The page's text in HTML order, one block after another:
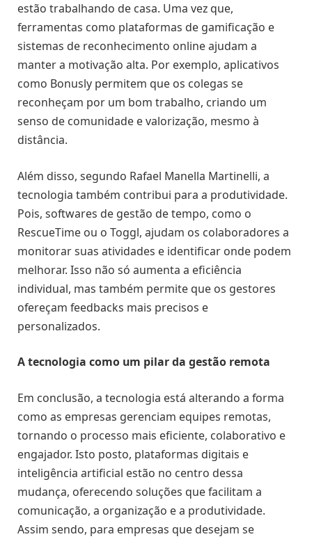
estão trabalhando de casa. Uma vez que,
ferramentas como plataformas de gamificação e
sistemas de reconhecimento online ajudam a
manter a motivação alta. Por exemplo, aplicativos
como Bonusly permitem que os colegas se
reconheçam por um bom trabalho, criando um
senso de comunidade e valorização, mesmo à
distância.
Além disso, segundo Rafael Manella Martinelli, a
tecnologia também contribui para a produtividade.
Pois, softwares de gestão de tempo, como o
RescueTime ou o Toggl, ajudam os colaboradores a
monitorar suas atividades e identificar onde podem
melhorar. Isso não só aumenta a eficiência
individual, mas também permite que os gestores
ofereçam feedbacks mais precisos e
personalizados.
A tecnologia como um pilar da gestão remota
Em conclusão, a tecnologia está alterando a forma
como as empresas gerenciam equipes remotas,
tornando o processo mais eficiente, colaborativo e
engajador. Isto posto, plataformas digitais e
inteligência artificial estão no centro dessa
mudança, oferecendo soluções que facilitam a
comunicação, a organização e a produtividade.
Assim sendo, para empresas que desejam se